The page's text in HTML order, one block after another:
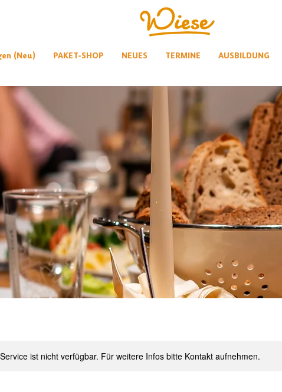
(Neu) PAKET-SHOP NEUES TERMINE AUSBILDUNG
ist nicht verfügbar. Für weitere Infos bitte Kontakt aufnehmen.